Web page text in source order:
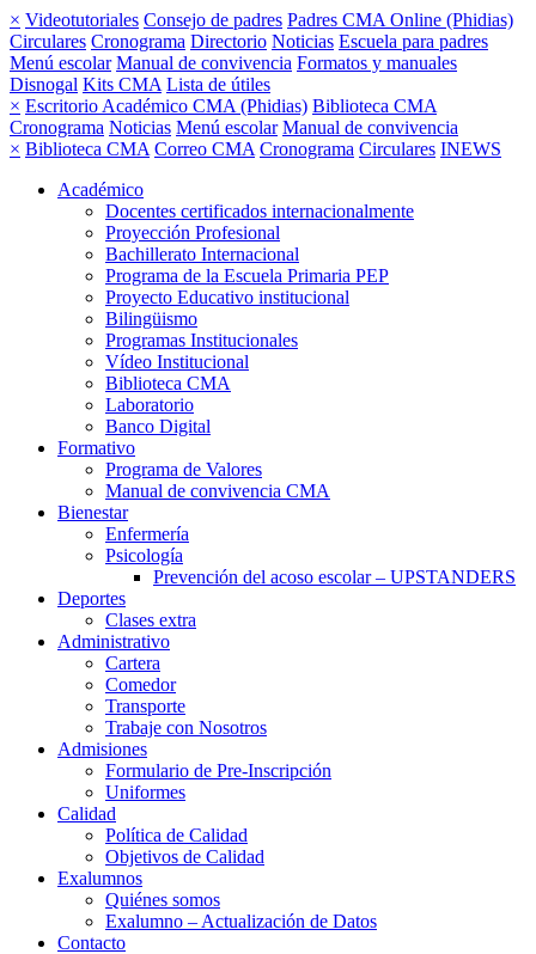
× Videotutoriales Consejo de padres Padres CMA Online (Phidias)
Circulares Cronograma Directorio Noticias Escuela para padres
Menú escolar Manual de convivencia Formatos y manuales
Disnogal Kits CMA Lista de útiles
× Escritorio Académico CMA (Phidias) Biblioteca CMA
Cronograma Noticias Menú escolar Manual de convivencia
× Biblioteca CMA Correo CMA Cronograma Circulares INEWS
Académico
Docentes certificados internacionalmente
Proyección Profesional
Bachillerato Internacional
Programa de la Escuela Primaria PEP
Proyecto Educativo institucional
Bilingüismo
Programas Institucionales
Vídeo Institucional
Biblioteca CMA
Laboratorio
Banco Digital
Formativo
Programa de Valores
Manual de convivencia CMA
Bienestar
Enfermería
Psicología
Prevención del acoso escolar – UPSTANDERS
Deportes
Clases extra
Administrativo
Cartera
Comedor
Transporte
Trabaje con Nosotros
Admisiones
Formulario de Pre-Inscripción
Uniformes
Calidad
Política de Calidad
Objetivos de Calidad
Exalumnos
Quiénes somos
Exalumno – Actualización de Datos
Contacto